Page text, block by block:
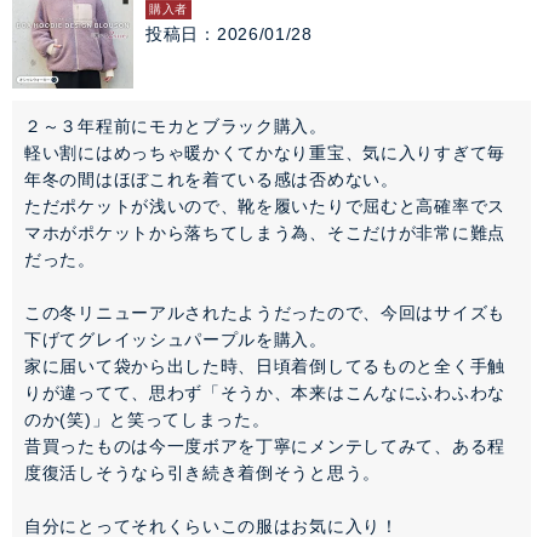
購入者
投稿日 2026/01/28
２～３年程前にモカとブラック購入。
軽い割にはめっちゃ暖かくてかなり重宝、気に入りすぎて毎
年冬の間はほぼこれを着ている感は否めない。
ただポケットが浅いので、靴を履いたりで屈むと高確率でス
マホがポケットから落ちてしまう為、そこだけが非常に難点
だった。
この冬リニューアルされたようだったので、今回はサイズも
下げてグレイッシュパープルを購入。
家に届いて袋から出した時、日頃着倒してるものと全く手触
りが違ってて、思わず「そうか、本来はこんなにふわふわな
のか(笑)」と笑ってしまった。
昔買ったものは今一度ボアを丁寧にメンテしてみて、ある程
度復活しそうなら引き続き着倒そうと思う。
自分にとってそれくらいこの服はお気に入り！